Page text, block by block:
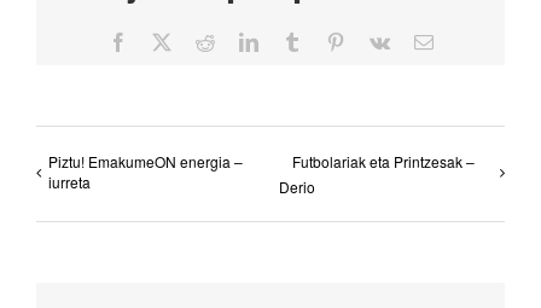
Facebook RedditLinkedInTumblr Pinterest
Vk
Correo
Piztu! EmakumeON energia –
iurreta
Futbolariak eta Printzesak –
Derio